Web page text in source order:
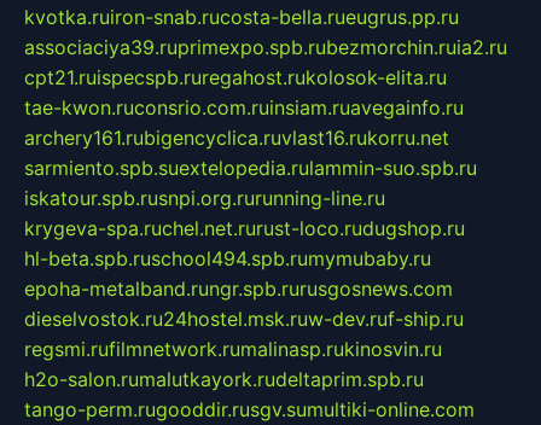
kvotka.ruiron-snab.rucosta-bella.rueugrus.pp.ru
associaciya39.ruprimexpo.spb.rubezmorchin.ruia2.ru
cpt21.ruispecspb.ruregahost.rukolosok-elita.ru
tae-kwon.ruconsrio.com.ruinsiam.ruavegainfo.ru
archery161.rubigencyclica.ruvlast16.rukorru.net
sarmiento.spb.suextelopedia.rulammin-suo.spb.ru
iskatour.spb.rusnpi.org.rurunning-line.ru
krygeva-spa.ruchel.net.rurust-loco.rudugshop.ru
hl-beta.spb.ruschool494.spb.rumymubaby.ru
epoha-metalband.rungr.spb.rurusgosnews.com
dieselvostok.ru24hostel.msk.ruw-dev.ruf-ship.ru
regsmi.rufilmnetwork.rumalinasp.rukinosvin.ru
h2o-salon.rumalutkayork.rudeltaprim.spb.ru
tango-perm.rugooddir.rusgv.sumultiki-online.com